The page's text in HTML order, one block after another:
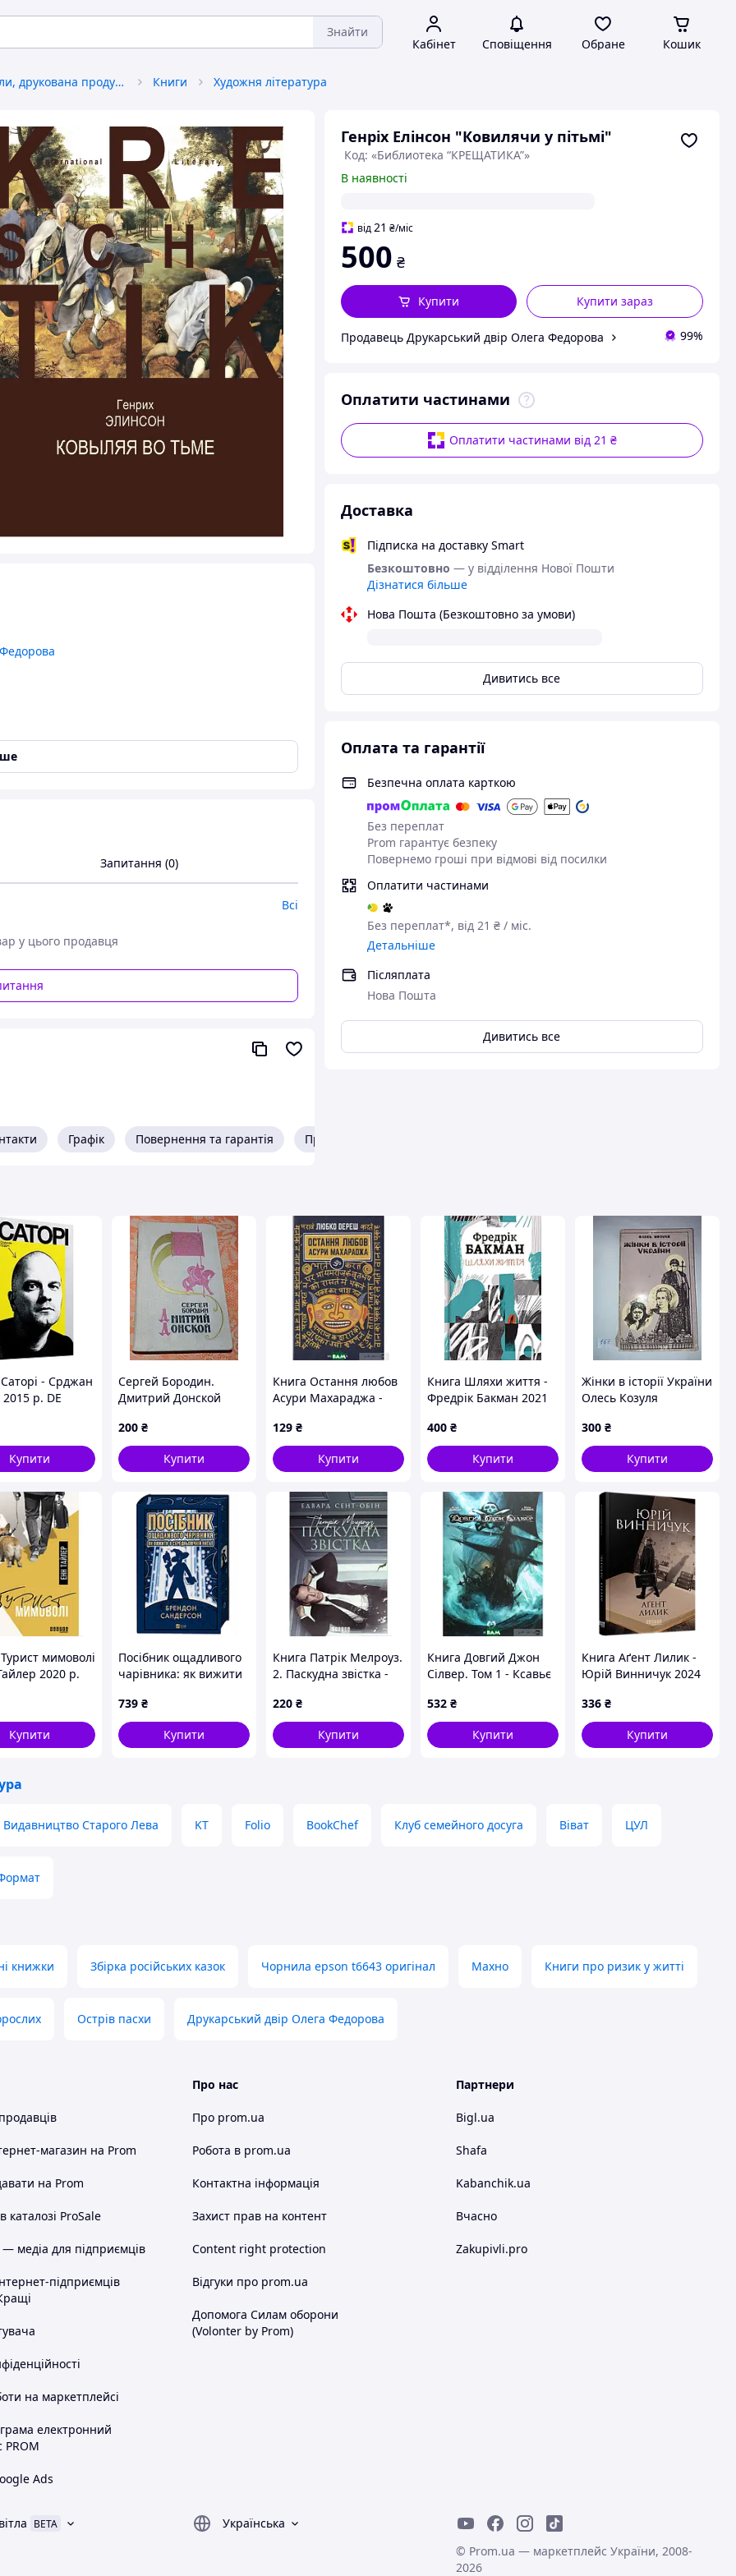
Знайти
Кабінет Сповіщення Обране Кошик
Книги, журнали, друкована продукція Книги Художня література
Генріх Елінсон "Ковилячи у пітьмі"
Код: «Библиотека “КРЕЩАТИКА”»
В наявності
від21 ₴/міс
500 ₴
Купити зараз
Купити
Продавець Друкарський двір Олега Федорова 99%
Оплатити частинами
Оплатити частинами від 21 ₴
Доставка
Підписка на доставку Smart
Безкоштовно — у відділення Нової Пошти
Дізнатися більше
Нова Пошта (Безкоштовно за умови)
Дивитись все
Оплата та гарантії
Безпечна оплата карткою
Без переплат
Prom гарантує безпеку
Повернемо гроші при відмові від посилки
Оплатити частинами
Без переплат*, від 21 ₴ / міс.
Детальніше
Післяплата
Нова Пошта
Дивитись все
в старий рваний халат, і потягся на кухню
халаті, демонструючи все, чим її
Замість того щоб відповісти належним чином
Запитання (0)
Всі
у цього продавця
Графік Повернення та гарантія Про продавця
- Срджан
р. DE
Купити
Сергей Бородин.
Дмитрий Донской
200 ₴
Купити
Книга Остання любов
Асури Махараджа -
DE
129 ₴
Купити
Книга Шляхи життя -
Фредрік Бакман 2021
400 ₴
Купити
Жінки в історії України
Олесь Козуля
300 ₴
Купити
мимоволі
2020 р.
Купити
Посібник ощадливого
чарівника: як вижити
Англії. Автор Брендон
Сандерсон
739 ₴
Купити
Книга Патрік Мелроуз.
2. Паскудна звістка -
р. DE
220 ₴
Купити
Книга Довгий Джон
Сілвер. Том 1 - Ксавьє
532 ₴
Купити
Книга Аґент Лилик -
Юрій Винничук 2024
336 ₴
Купити
Видавництво Старого Лева KT Folio BookChef Клуб семейного досуга Віват ЦУЛ
книжки Збірка російських казок Чорнила epson t6643 оригінал Махно Книги про ризик у житті
Острів пасхи Друкарський двір Олега Федорова
магазин на Prom
на Prom
каталозі ProSale
медіа для підприємців
підприємців
на маркетплейсі
електронний
PROM
Ads
Про нас
Про prom.ua
Робота в prom.ua
Контактна інформація
Захист прав на контент
Content right protection
Відгуки про prom.ua
Допомога Силам оборони
(Volonter by Prom)
Партнери
Bigl.ua
Shafa
Kabanchik.ua
Вчасно
Zakupivli.pro
BETA
Українська
© Prom.ua — маркетплейс України, 2008-
2026